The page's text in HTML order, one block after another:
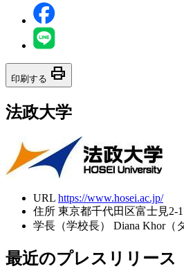
印刷する print
法政大学
URL https://www.hosei.ac.jp/
住所 東京都千代田区富士見2-
学長（学校長）
Diana Khor（
最近のプレスリリース